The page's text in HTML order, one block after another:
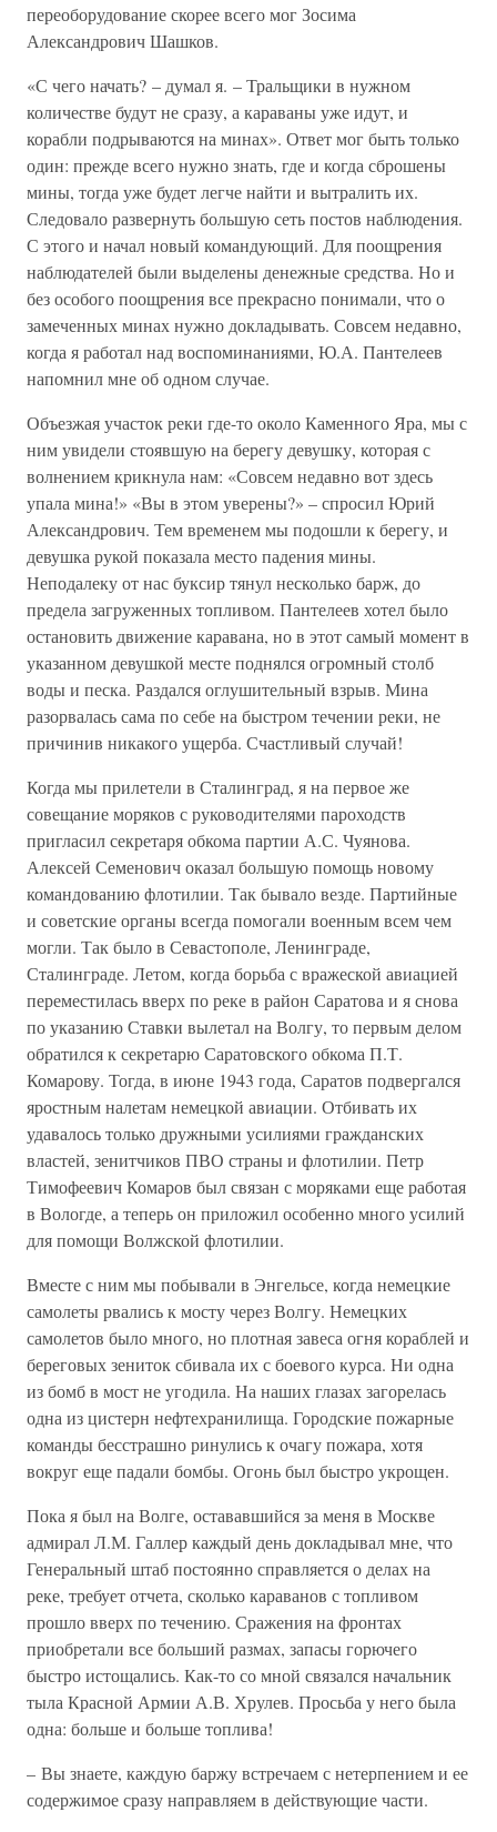
переоборудование скорее всего мог Зосима
Александрович Шашков.
«С чего начать? – думал я. – Тральщики в нужном
количестве будут не сразу, а караваны уже идут, и
корабли подрываются на минах». Ответ мог быть только
один: прежде всего нужно знать, где и когда сброшены
мины, тогда уже будет легче найти и вытралить их.
Следовало развернуть большую сеть постов наблюдения.
С этого и начал новый командующий. Для поощрения
наблюдателей были выделены денежные средства. Но и
без особого поощрения все прекрасно понимали, что о
замеченных минах нужно докладывать. Совсем недавно,
когда я работал над воспоминаниями, Ю.А. Пантелеев
напомнил мне об одном случае.
Объезжая участок реки где-то около Каменного Яра, мы с
ним увидели стоявшую на берегу девушку, которая с
волнением крикнула нам: «Совсем недавно вот здесь
упала мина!» «Вы в этом уверены?» – спросил Юрий
Александрович. Тем временем мы подошли к берегу, и
девушка рукой показала место падения мины.
Неподалеку от нас буксир тянул несколько барж, до
предела загруженных топливом. Пантелеев хотел было
остановить движение каравана, но в этот самый момент в
указанном девушкой месте поднялся огромный столб
воды и песка. Раздался оглушительный взрыв. Мина
разорвалась сама по себе на быстром течении реки, не
причинив никакого ущерба. Счастливый случай!
Когда мы прилетели в Сталинград, я на первое же
совещание моряков с руководителями пароходств
пригласил секретаря обкома партии А.С. Чуянова.
Алексей Семенович оказал большую помощь новому
командованию флотилии. Так бывало везде. Партийные
и советские органы всегда помогали военным всем чем
могли. Так было в Севастополе, Ленинграде,
Сталинграде. Летом, когда борьба с вражеской авиацией
переместилась вверх по реке в район Саратова и я снова
по указанию Ставки вылетал на Волгу, то первым делом
обратился к секретарю Саратовского обкома П.Т.
Комарову. Тогда, в июне 1943 года, Саратов подвергался
яростным налетам немецкой авиации. Отбивать их
удавалось только дружными усилиями гражданских
властей, зенитчиков ПВО страны и флотилии. Петр
Тимофеевич Комаров был связан с моряками еще работая
в Вологде, а теперь он приложил особенно много усилий
для помощи Волжской флотилии.
Вместе с ним мы побывали в Энгельсе, когда немецкие
самолеты рвались к мосту через Волгу. Немецких
самолетов было много, но плотная завеса огня кораблей и
береговых зениток сбивала их с боевого курса. Ни одна
из бомб в мост не угодила. На наших глазах загорелась
одна из цистерн нефтехранилища. Городские пожарные
команды бесстрашно ринулись к очагу пожара, хотя
вокруг еще падали бомбы. Огонь был быстро укрощен.
Пока я был на Волге, остававшийся за меня в Москве
адмирал Л.М. Галлер каждый день докладывал мне, что
Генеральный штаб постоянно справляется о делах на
реке, требует отчета, сколько караванов с топливом
прошло вверх по течению. Сражения на фронтах
приобретали все больший размах, запасы горючего
быстро истощались. Как-то со мной связался начальник
тыла Красной Армии А.В. Хрулев. Просьба у него была
одна: больше и больше топлива!
– Вы знаете, каждую баржу встречаем с нетерпением и ее
содержимое сразу направляем в действующие части.